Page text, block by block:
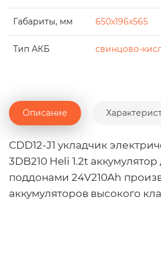
Габариты, мм 650x196x565
Тип АКБ свинцово-
Описание
CDD12-J1 укладчик
3DB210 Heli 1.2t
поддонами 24V210Ah
аккумуляторов высокого